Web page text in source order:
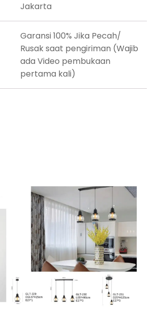
Jakarta
Garansi 100% Jika Pecah/
Rusak saat pengiriman (Wajib
ada Video pembukaan
pertama kali)